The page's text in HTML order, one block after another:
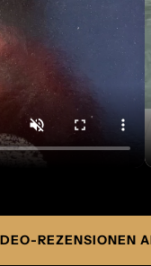
REZENSIONEN